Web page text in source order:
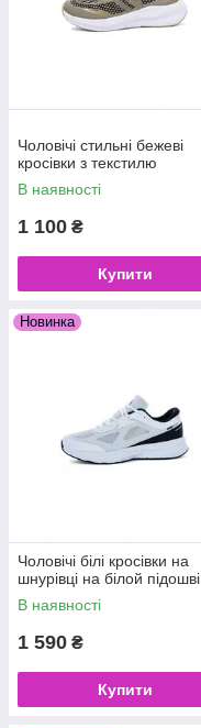
Чоловічі стильні бежеві
кросівки з текстилю
В наявності
1 100 ₴
Купити
Новинка
Чоловічі білі кросівки на
шнурівці на білой підошві
В наявності
1 590 ₴
Купити